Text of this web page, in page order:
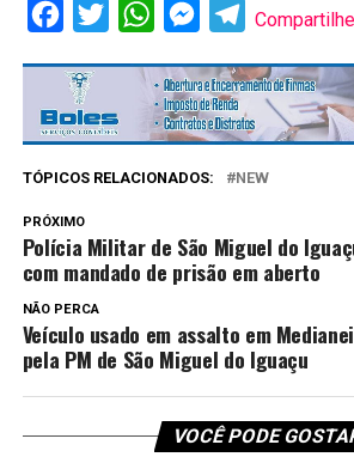
Facebook
Twitter WhatsAppMessenger
Telegram
TÓPICOS RELACIONADOS: NEW
PRÓXIMO
Polícia Militar de São Miguel do
com mandado de prisão em aberto
NÃO PERCA
Veículo usado em assalto em
pela PM de São Miguel do Iguaçu
VOCÊ PODE